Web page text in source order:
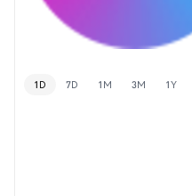
1D 7D 1M 3M 1Y